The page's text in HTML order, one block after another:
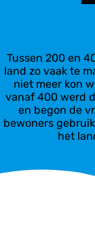
Tussen 200 en
land zo vaak te
niet meer kon
vanaf 400 werd
en begon de
bewoners
het